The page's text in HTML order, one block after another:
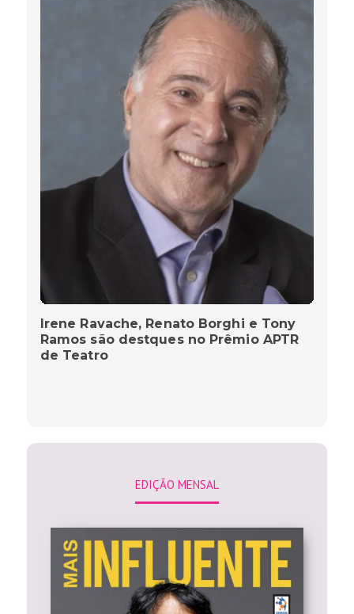
Irene Ravache, Renato Borghi e Tony
Ramos são destques no Prêmio APTR
de Teatro
EDIÇÃO MENSAL